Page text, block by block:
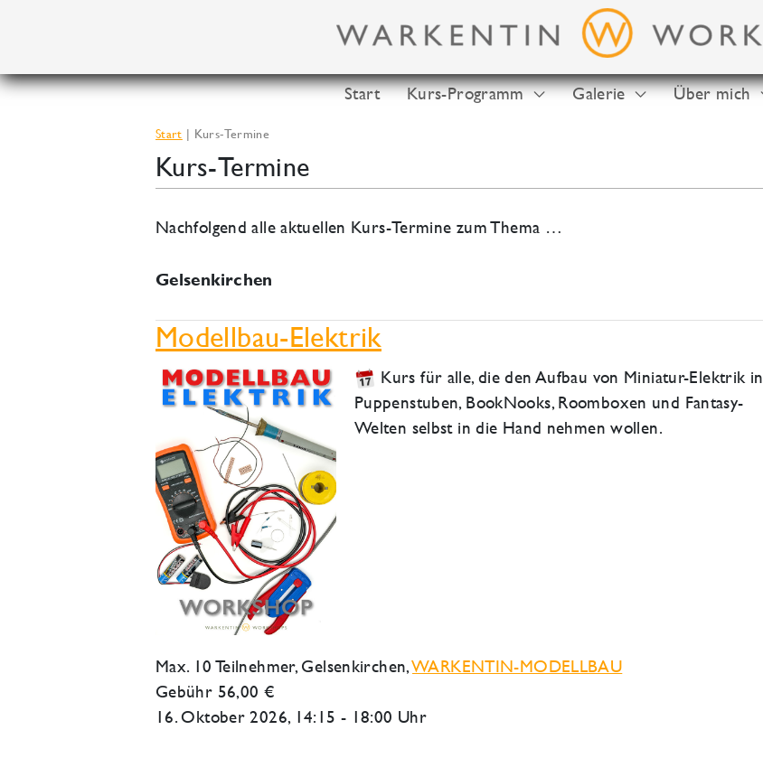
Start Kurs-Programm Galerie Über mich
Start Kurs-Termine
Kurs-Termine
Nachfolgend alle aktuellen Kurs-Termine zum Thema …
Gelsenkirchen
Modellbau-Elektrik
Kurs für alle, die den Aufbau von Miniatur-Elektrik in
Puppenstuben, BookNooks, Roomboxen und Fantasy-
Welten selbst in die Hand nehmen wollen.
Max. 10 Teilnehmer, Gelsenkirchen,WARKENTIN-MODELLBAU
Gebühr 56,00 €
16. Oktober 2026, 14:15 - 18:00 Uhr